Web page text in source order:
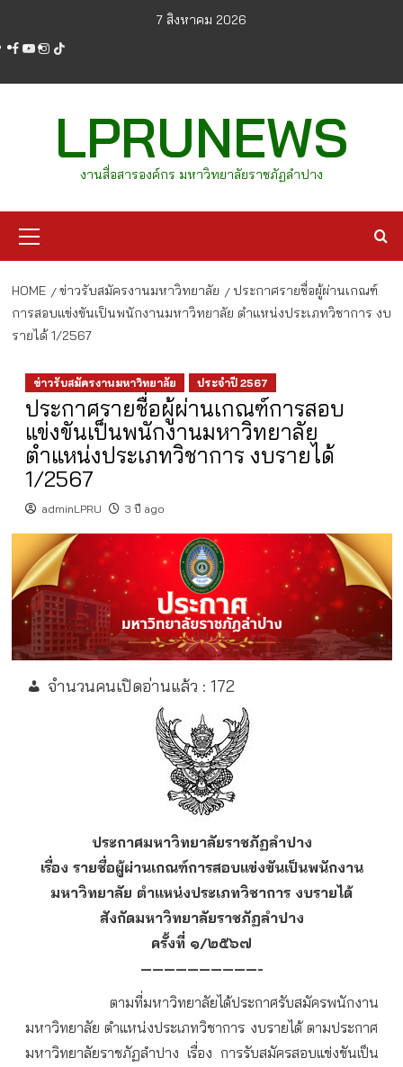
content
7 สิงหาคม 2026
facebook
youtube
instagram
tiktok
LPRUNEWS
งานสื่อสารองค์กร มหาวิทยาลัยราชภัฏลำปาง
Menu
HOME ข่าวรับสมัครงานมหาวิทยาลัย
ประกาศรายชื่อผู้ผ่านเกณฑ์
การสอบแข่งขันเป็นพนักงานมหาวิทยาลัย ตำแหน่งประเภทวิชาการ งบ
รายได้ 1/2567
ข่าวรับสมัครงานมหาวิทยาลัย ประจำปี 2567
ประกาศรายชื่อผู้ผ่านเกณฑ์การสอบ
แข่งขันเป็นพนักงานมหาวิทยาลัย
ตำแหน่งประเภทวิชาการ งบรายได้
1/2567
adminLPRU 3 ปี ago
จำนวนคนเปิดอ่านแล้ว : 172
ประกาศมหาวิทยาลัยราชภัฏลำปาง
เรื่อง รายชื่อผู้ผ่านเกณฑ์การสอบแข่งขันเป็นพนักงาน
มหาวิทยาลัย ตำแหน่งประเภทวิชาการ งบรายได้
สังกัดมหาวิทยาลัยราชภัฏลำปาง
ครั้งที่ ๑/๒๕๖๗
——————————-
ตามที่มหาวิทยาลัยได้ประกาศรับสมัครพนักงาน
มหาวิทยาลัย ตำแหน่งประเภทวิชาการ งบรายได้ ตามประกาศ
มหาวิทยาลัยราชภัฏลำปาง เรื่อง การรับสมัครสอบแข่งขันเป็น